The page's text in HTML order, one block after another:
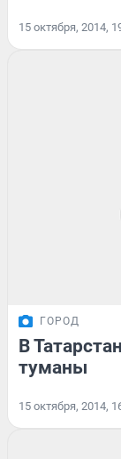
15 октября, 2014,
ГОРОД
В
туманы
15 октября, 2014,